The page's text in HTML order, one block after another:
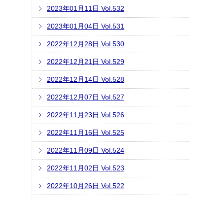
2023年01月11日 Vol.532
2023年01月04日 Vol.531
2022年12月28日 Vol.530
2022年12月21日 Vol.529
2022年12月14日 Vol.528
2022年12月07日 Vol.527
2022年11月23日 Vol.526
2022年11月16日 Vol.525
2022年11月09日 Vol.524
2022年11月02日 Vol.523
2022年10月26日 Vol.522